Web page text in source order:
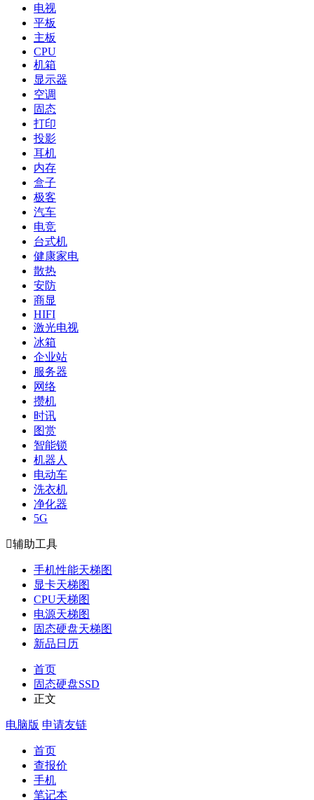
电视
平板
主板
CPU
机箱
显示器
空调
固态
打印
投影
耳机
内存
盒子
极客
汽车
电竞
台式机
健康家电
散热
安防
商显
HIFI
激光电视
冰箱
企业站
服务器
网络
攒机
时讯
图赏
智能锁
机器人
电动车
洗衣机
净化器
5G
辅助工具
手机性能天梯图
显卡天梯图
CPU天梯图
电源天梯图
固态硬盘天梯图
新品日历
首页
固态硬盘SSD
正文
电脑版 申请友链
首页
查报价
手机
笔记本